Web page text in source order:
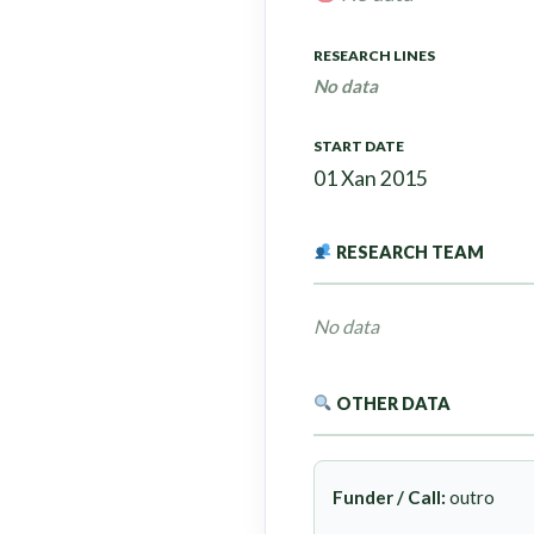
RESEARCH LINES
No data
START DATE
01 Xan 2015
RESEARCH TEAM
No data
OTHER DATA
Funder / Call: outro